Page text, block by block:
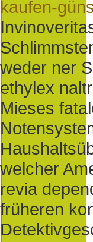
kaufen-
weder ner
ethylex
Mieses
welcher
revia
früheren